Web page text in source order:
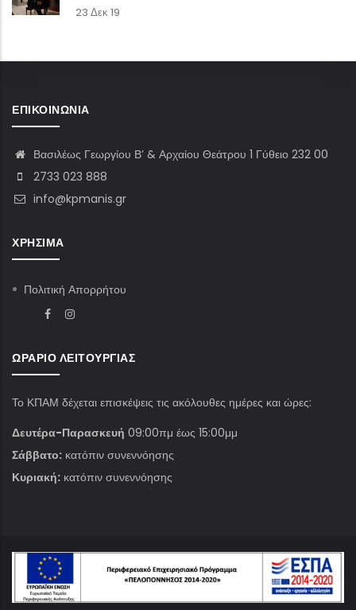
23 Δεκ 19
ΕΠΙΚΟΙΝΩΝΊΑ
Βασιλέως Γεωργίου Β’ & Αρχαίου Θεάτρου 1 Γύθειο 232 00
2733 023 888
info@kpmanis.gr
ΧΡΉΣΙΜΑ
Πολιτική Απορρήτου
ΩΡΆΡΙΟ ΛΕΙΤΟΥΡΓΊΑΣ
Το ΚΠΑΜ δέχεται επισκέψεις τις ακόλουθες ημέρες και ώρες:
Δευτέρα-Παρασκευή 09:00πμ έως 15:00μμ
Σάββατο: κατόπιν συνεννόησης
Κυριακή: κατόπιν συνεννόησης